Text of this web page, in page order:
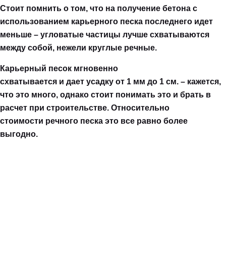
Стоит помнить о том, что на получение бетона с
использованием карьерного песка последнего идет
меньше – угловатые частицы лучше схватываются
между собой, нежели круглые речные.
Карьерный песок мгновенно
схватывается и дает усадку от 1 мм до 1 см. – кажется,
что это много, однако стоит понимать это и брать в
расчет при строительстве. Относительно
стоимости речного песка это все равно более
выгодно.